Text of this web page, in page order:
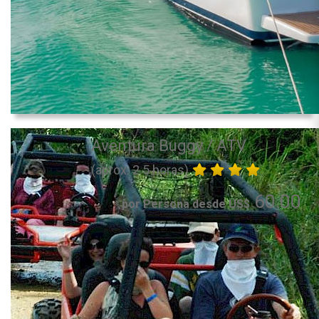
Aventura Buggy / ATV
(aprox. 2.5 horas)
por Persona desde US$60.00